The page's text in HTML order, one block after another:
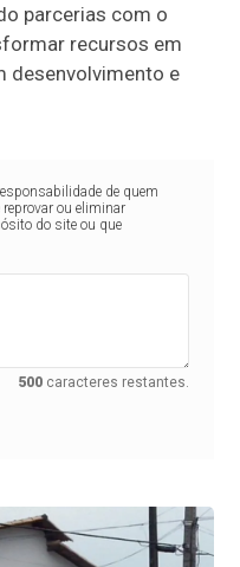
parcerias com o
recursos em
desenvolvimento e
de quem
ou eliminar
do site ou que
500 caracteres restantes.